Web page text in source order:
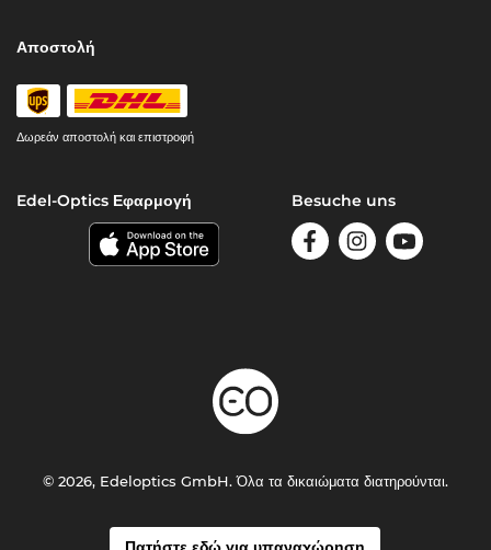
Αποστολή
Δωρεάν αποστολή και επιστροφή
Edel-Optics Εφαρμογή Besuche uns
© 2026, Edeloptics GmbH. Όλα τα δικαιώματα διατηρούνται.